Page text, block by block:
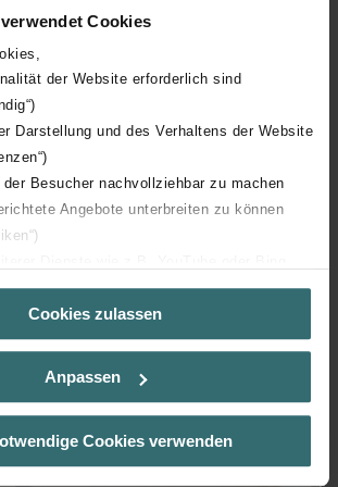
Cookies
der Website erforderlich sind
Darstellung und des Verhaltens der Website
Besucher nachvollziehbar zu machen
Angebote unterbreiten zu können
bzw. die Datenschutzerklärung erhalten
Durch die Auswahl der Kategorie
willigen Sie ein, dass wir Ihren
unserer Website verwenden, um Ihnen die
zu ermöglichen und Ihnen
Cookies zulassen
Anpassen
Cookies verwenden